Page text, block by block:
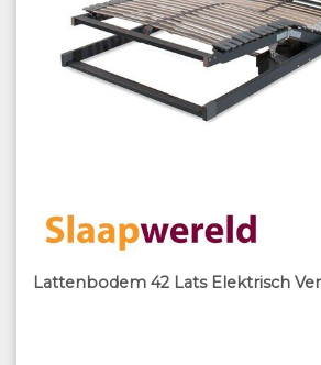
Lattenbodem 42 Lats Elektrisch